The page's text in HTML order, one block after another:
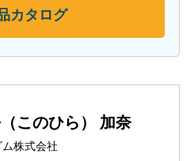
カタログ
このひら） 加奈
株式会社